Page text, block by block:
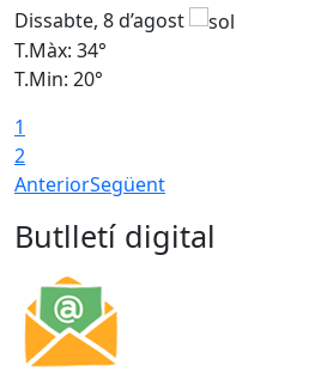
Dissabte, 8 d’agost
T.Màx: 34°
T.Min: 20°
1
2
AnteriorSegüent
Butlletí digital